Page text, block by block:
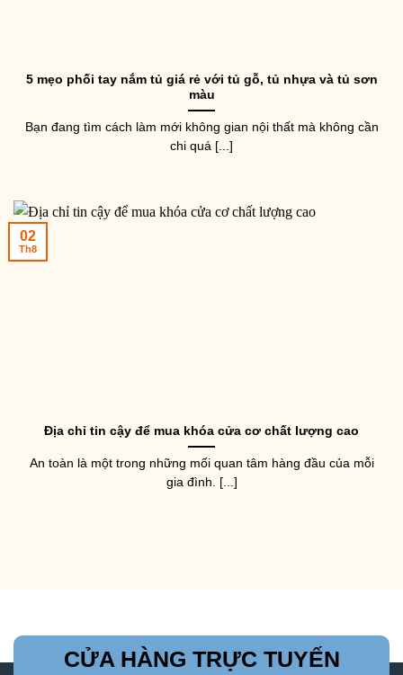
5 mẹo phối tay nắm tủ giá rẻ với tủ gỗ, tủ nhựa và tủ sơn
màu
Bạn đang tìm cách làm mới không gian nội thất mà không cần
chi quá [...]
Địa chỉ tin cậy để mua khóa cửa cơ chất lượng cao
An toàn là một trong những mối quan tâm hàng đầu của mỗi
gia đình. [...]
02
Th8
CỬA HÀNG TRỰC TUYẾN